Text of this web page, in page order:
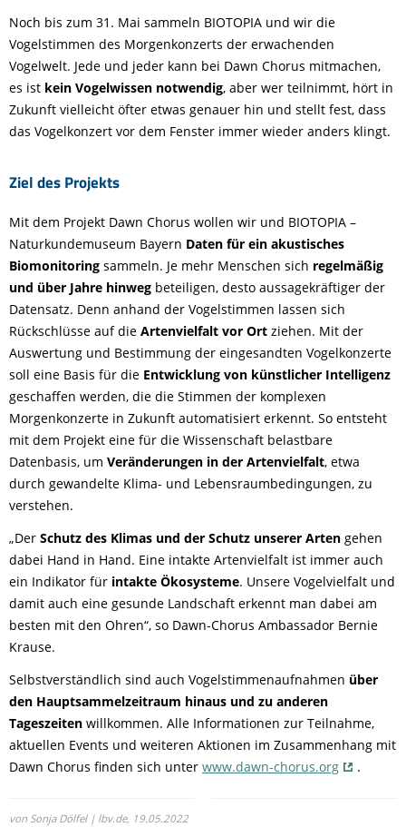
Noch bis zum 31. Mai sammeln BIOTOPIA und wir die
Vogelstimmen des Morgenkonzerts der erwachenden
Vogelwelt. Jede und jeder kann bei Dawn Chorus mitmachen,
es ist kein Vogelwissen notwendig, aber wer teilnimmt, hört in
Zukunft vielleicht öfter etwas genauer hin und stellt fest, dass
das Vogelkonzert vor dem Fenster immer wieder anders klingt.
Ziel des Projekts
Mit dem Projekt Dawn Chorus wollen wir und BIOTOPIA –
Naturkundemuseum Bayern Daten für ein akustisches
Biomonitoring sammeln. Je mehr Menschen sich regelmäßig
und über Jahre hinweg beteiligen, desto aussagekräftiger der
Datensatz. Denn anhand der Vogelstimmen lassen sich
Rückschlüsse auf die Artenvielfalt vor Ort ziehen. Mit der
Auswertung und Bestimmung der eingesandten Vogelkonzerte
soll eine Basis für die Entwicklung von künstlicher Intelligenz
geschaffen werden, die die Stimmen der komplexen
Morgenkonzerte in Zukunft automatisiert erkennt. So entsteht
mit dem Projekt eine für die Wissenschaft belastbare
Datenbasis, um Veränderungen in der Artenvielfalt, etwa
durch gewandelte Klima- und Lebensraumbedingungen, zu
verstehen.
„Der Schutz des Klimas und der Schutz unserer Arten gehen
dabei Hand in Hand. Eine intakte Artenvielfalt ist immer auch
ein Indikator für intakte Ökosysteme. Unsere Vogelvielfalt und
damit auch eine gesunde Landschaft erkennt man dabei am
besten mit den Ohren“, so Dawn-Chorus Ambassador Bernie
Krause.
Selbstverständlich sind auch Vogelstimmenaufnahmen über
den Hauptsammelzeitraum hinaus und zu anderen
Tageszeiten willkommen. Alle Informationen zur Teilnahme,
aktuellen Events und weiteren Aktionen im Zusammenhang mit
Dawn Chorus finden sich unter www.dawn-chorus.org .
von Sonja Dölfel | lbv.de, 19.05.2022